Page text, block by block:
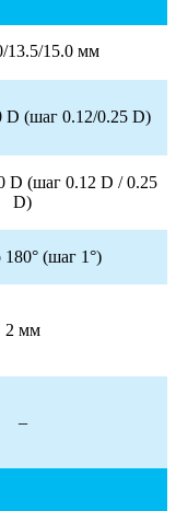
13.5/15.0 мм
D (шаг 0.12/0.25 D)
D (шаг 0.12 D / 0.25
D)
180° (шаг 1°)
2 мм
–